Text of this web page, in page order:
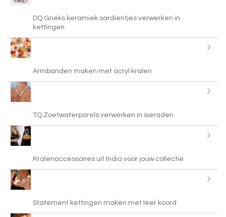
DQ Grieks keramiek sardientjes verwerken in
kettingen
Armbanden maken met acryl kralen
TQ Zoetwaterparels verwerken in sieraden
Kralenaccessoires uit India voor jouw collectie
Statement kettingen maken met leer koord